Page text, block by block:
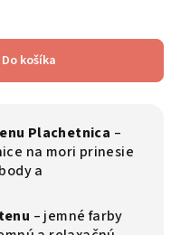
Do košíka
Plachetnica –
na mori prinesie
a
– jemné farby